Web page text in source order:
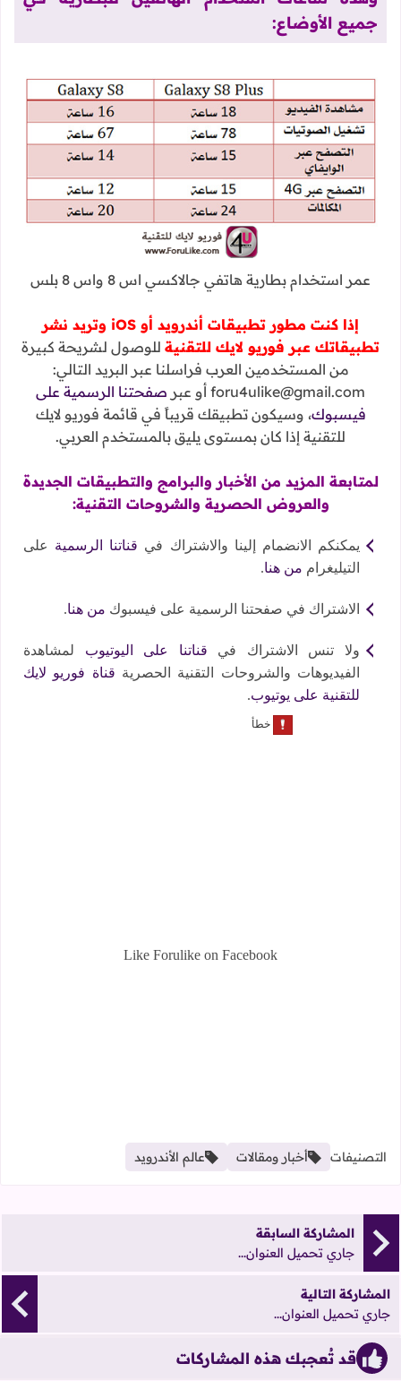
جميع الأوضاع:
عمر استخدام بطارية هاتفي جالاكسي اس 8 واس 8 بلس
إذا كنت مطور تطبيقات أندرويد أو iOS وتريد نشر
تطبيقاتك عبر فوريو لايك للتقنية للوصول لشريحة كبيرة
من المستخدمين العرب فراسلنا عبر البريد التالي:
foru4ulike@gmail.com أو عبر
صفحتنا الرسمية على
فيسبوك، وسيكون تطبيقك قريباً في قائمة فوريو لايك
للتقنية إذا كان بمستوى يليق بالمستخدم العربي.
لمتابعة المزيد من الأخبار والبرامج والتطبيقات الجديدة
والعروض الحصرية والشروحات التقنية:
يمكنكم الانضمام إلينا والاشتراك في قناتنا الرسمية على
التيليغرام من هنا.
الاشتراك في صفحتنا الرسمية على فيسبوك من هنا.
ولا تنس الاشتراك في قناتنا على اليوتيوب لمشاهدة
الفيديوهات والشروحات التقنية الحصرية قناة فوريو لايك
للتقنية على يوتيوب.
Like Forulike on Facebook
التصنيفات أخبار ومقالات عالم الأندرويد
المشاركة السابقة
جاري تحميل العنوان...
المشاركة التالية
جاري تحميل العنوان...
قد تُعجبك هذه المشاركات